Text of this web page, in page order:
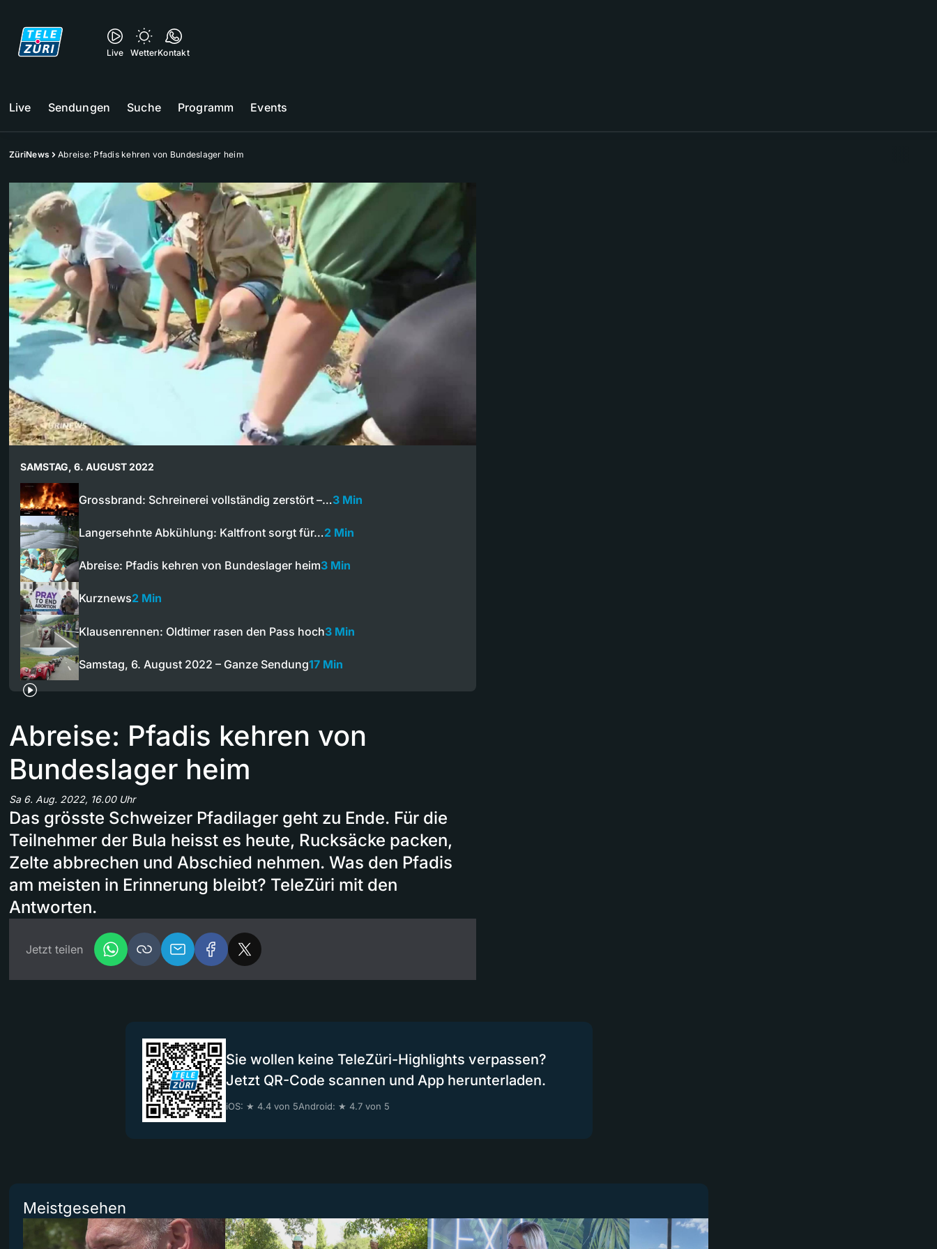
Live WetterKontakt
Live Sendungen Suche Programm Events
ZüriNews Abreise: Pfadis kehren von Bundeslager heim
SAMSTAG, 6. AUGUST 2022
Grossbrand: Schreinerei vollständig zerstört –…3 Min
Langersehnte Abkühlung: Kaltfront sorgt für…2 Min
Abreise: Pfadis kehren von Bundeslager heim3 Min
Kurznews2 Min
Klausenrennen: Oldtimer rasen den Pass hoch3 Min
Samstag, 6. August 2022 – Ganze Sendung17 Min
Abreise: Pfadis kehren von
Bundeslager heim
Sa 6. Aug. 2022, 16.00 Uhr
Das grösste Schweizer Pfadilager geht zu Ende. Für die
Teilnehmer der Bula heisst es heute, Rucksäcke packen,
Zelte abbrechen und Abschied nehmen. Was den Pfadis
am meisten in Erinnerung bleibt? TeleZüri mit den
Antworten.
Jetzt teilen
Sie wollen keine TeleZüri-Highlights verpassen?
Jetzt QR-Code scannen und App herunterladen.
iOS: ★ 4.4 von 5Android: ★ 4.7 von 5
Meistgesehen